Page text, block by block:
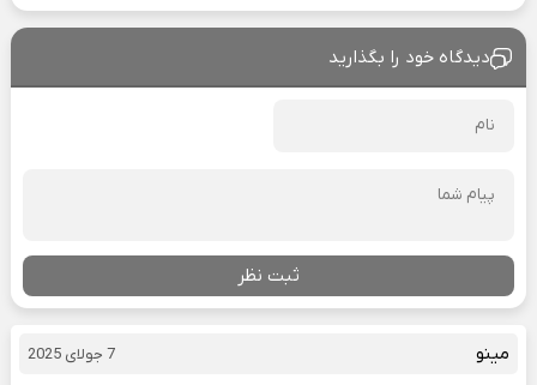
دیدگاه خود را بگذارید
ثبت نظر
مینو 7 جولای 2025